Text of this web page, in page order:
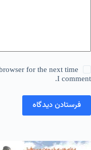
for the next time
I comment.
فرستادن دیدگاه